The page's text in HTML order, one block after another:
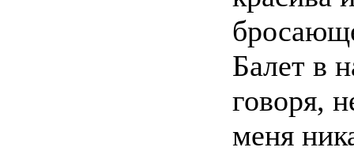
Балет в
говоря,
меня